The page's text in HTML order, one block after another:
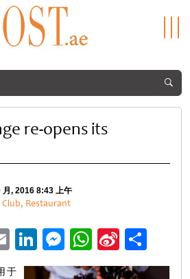
re-opens its
月, 2016 8:43 上午
Club, Restaurant
EmailLinkedIn
Messenger
WhatsApp
Sina
Weibo
享
于